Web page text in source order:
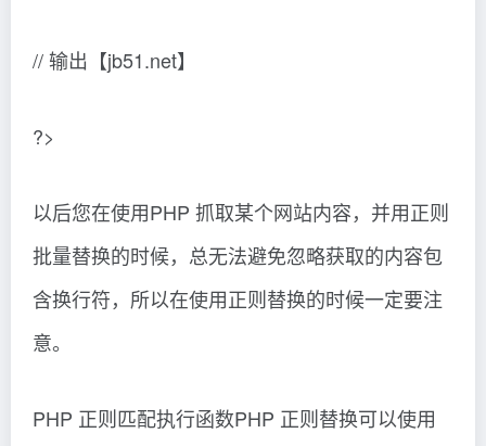
// 输出【jb51.net】
?>
以后您在使用PHP 抓取某个网站内容，并用正则
批量替换的时候，总无法避免忽略获取的内容包
含换行符，所以在使用正则替换的时候一定要注
意。
PHP 正则匹配执行函数PHP 正则替换可以使用